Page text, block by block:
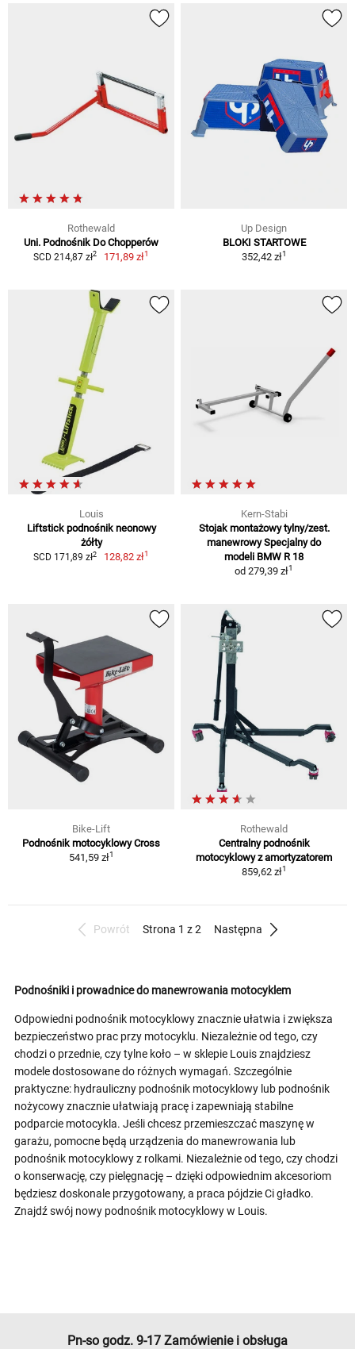
Rothewald
Uni. Podnośnik Do Chopperów
SCD 214,87 zł2 171,89 zł1
Up Design
BLOKI STARTOWE
352,42 zł1
Louis
Liftstick podnośnik neonowy
żółty
SCD 171,89 zł2 128,82 zł1
Kern-Stabi
Stojak montażowy tylny/zest.
manewrowy Specjalny do
modeli BMW R 18
od 279,39 zł1
Bike-Lift
Podnośnik motocyklowy Cross
541,59 zł1
Rothewald
Centralny podnośnik
motocyklowy z amortyzatorem
859,62 zł1
Powrót Strona 1 z 2 Następna
Podnośniki i prowadnice do manewrowania motocyklem
Odpowiedni podnośnik motocyklowy znacznie ułatwia i zwiększa
bezpieczeństwo prac przy motocyklu. Niezależnie od tego, czy
chodzi o przednie, czy tylne koło – w sklepie Louis znajdziesz
modele dostosowane do różnych wymagań. Szczególnie
praktyczne: hydrauliczny podnośnik motocyklowy lub podnośnik
nożycowy znacznie ułatwiają pracę i zapewniają stabilne
podparcie motocykla. Jeśli chcesz przemieszczać maszynę w
garażu, pomocne będą urządzenia do manewrowania lub
podnośnik motocyklowy z rolkami. Niezależnie od tego, czy chodzi
o konserwację, czy pielęgnację – dzięki odpowiednim akcesoriom
będziesz doskonale przygotowany, a praca pójdzie Ci gładko.
Znajdź swój nowy podnośnik motocyklowy w Louis.
Pn-so godz. 9-17 Zamówienie i obsługa